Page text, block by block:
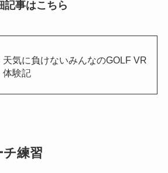
事はこちら
天気に負けないみんなのGOLF VR
体験記
チ練習